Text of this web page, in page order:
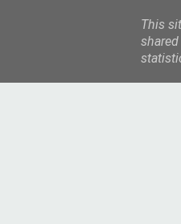
This